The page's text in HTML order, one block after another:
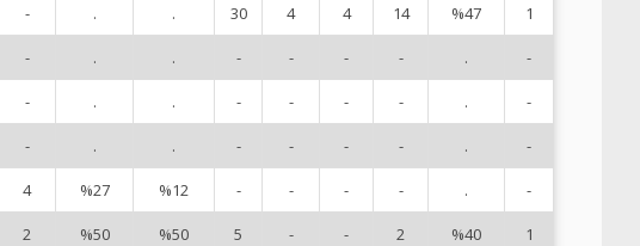
- . . 30 4 4 14 %47 1
- . . - - - - . -
- . . - - - - . -
- . . - - - - . -
4 %27 %12 - - - - . -
2 %50 %50 5 - - 2 %40 1